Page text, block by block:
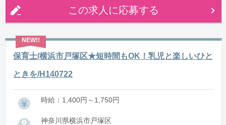
この求人に応募する
保育士/横浜市戸塚区★短時間もOK！乳児と楽しいひと
ときを/H140722
時給：1,400円～1,750円
神奈川県横浜市戸塚区